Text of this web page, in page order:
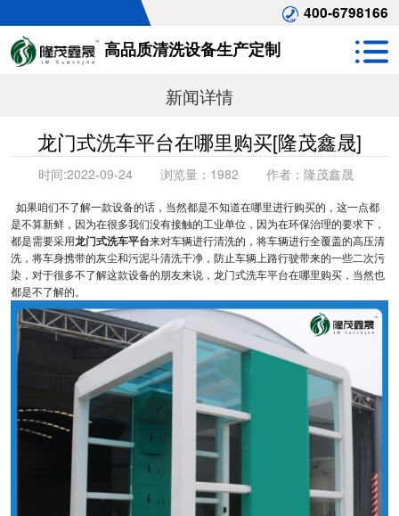
400-6798166
高品质清洗设备生产定制
新闻详情
龙门式洗车平台在哪里购买[隆茂鑫晟]
时间:2022-09-24 浏览量： 1982 作者： 隆茂鑫晟
如果咱们不了解一款设备的话，当然都是不知道在哪里进行购买的，这一点都
是不算新鲜，因为在很多我们没有接触的工业单位，因为在环保治理的要求下，
都是需要采用龙门式洗车平台来对车辆进行清洗的，将车辆进行全覆盖的高压清
洗，将车身携带的灰尘和污泥斗清洗干净，防止车辆上路行驶带来的一些二次污
染，对于很多不了解这款设备的朋友来说，龙门式洗车平台在哪里购买，当然也
都是不了解的。